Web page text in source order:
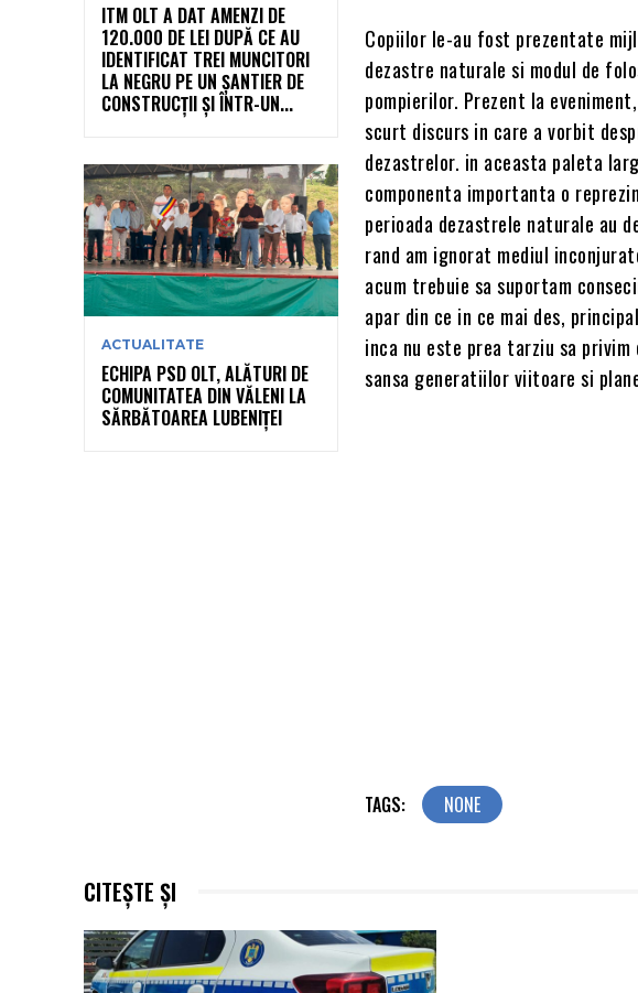
ITM OLT A DAT AMENZI DE
120.000 DE LEI DUPĂ CE AU
IDENTIFICAT TREI MUNCITORI
LA NEGRU PE UN ȘANTIER DE
CONSTRUCȚII ȘI ÎNTR-UN...
ACTUALITATE
ECHIPA PSD OLT, ALĂTURI DE
COMUNITATEA DIN VĂLENI LA
SĂRBĂTOAREA LUBENIȚEI
Copiilor le-au fost prezentate
dezastre naturale si modul de
pompierilor. Prezent la
scurt discurs in care a vorbit
dezastrelor. in aceasta paleta
componenta importanta o
perioada dezastrele naturale au
rand am ignorat mediul
acum trebuie sa suportam
apar din ce in ce mai des,
inca nu este prea tarziu sa
sansa generatiilor viitoare si
TAGS: NONE
CITEȘTE ȘI